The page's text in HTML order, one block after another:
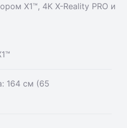
X1™, 4K X-Reality PRO и
164 см (65